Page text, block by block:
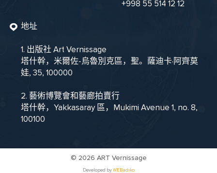
+998 55 514 12 12
地址
1. 出版社 Art Vernissage
塔什幹，米爾佐-烏魯別克區，聖。薩迪卡·阿齊莫
娃, 35, 100000
2. 藝術博覽會和藝廊拍賣行
塔什幹，Yakkasaray 區，Mukimi Avenue 1, no. 8,
100100
© 2026 ART Vernissage
Developed byWEBadiko